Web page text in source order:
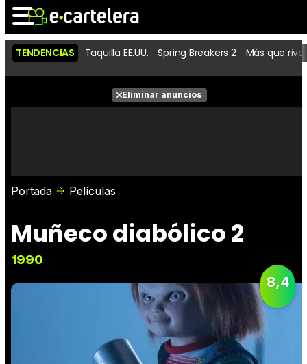
Noticias
Cartelera
Críticas
TENDENCIAS Taquilla EE.UU. Spring Breakers 2 Más que
Eliminar anuncios
Portada Películas
Muñeco diabólico 2
1990
8,4